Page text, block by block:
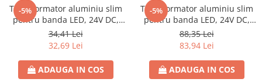
Cablu solar
Descarcatoare de curent continuu
Tablouri echipate PV
Relee si contactoare modulare
Contactoare modulare
-5%
Transformator aluminiu slim
pentru banda LED, 24V DC,
60W, IP20, 160x40x33, 200-
240V, Eurolamp
34,41 Lei
32,69 Lei
ADAUGA IN COS
-5%
Transformator aluminiu slim
pentru banda LED, 24V DC,
250W, IP20, 224x71x40, 200-
240V, Eurolamp
88,35 Lei
83,94 Lei
ADAUGA IN COS